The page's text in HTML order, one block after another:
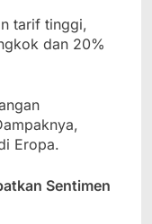
tarif tinggi,
dan 20%
Eropa.
Sentimen